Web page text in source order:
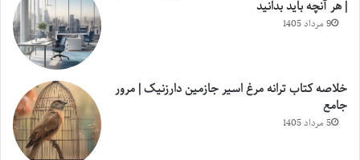
| هر آنچه باید بدانید
9 مرداد 1405
خلاصه کتاب ترانه مرغ اسیر جازمین دارزنیک | مرور
جامع
5 مرداد 1405